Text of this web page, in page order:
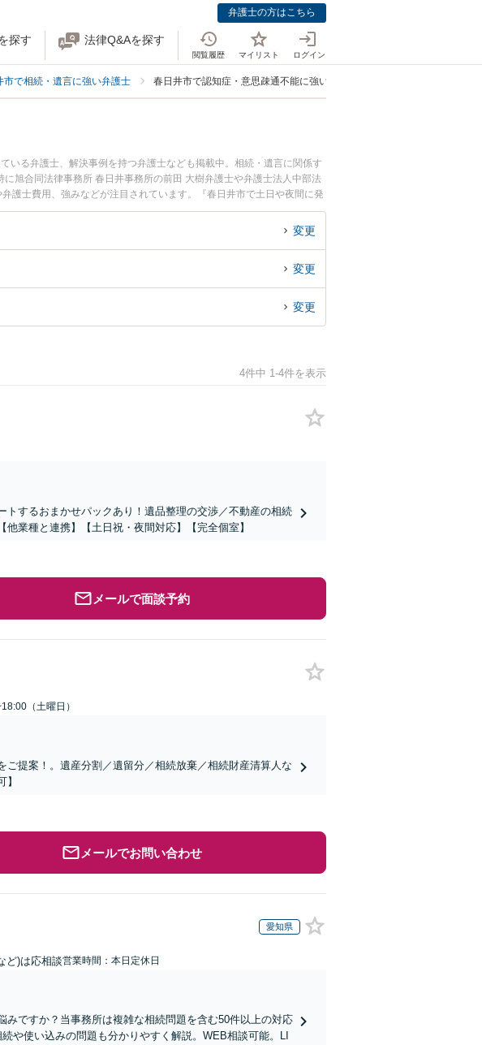
弁護士の方はこちら
探す 法律Q&Aを探す
閲覧履歴 マイリスト ログイン
市で相続・遺言に強い弁護士 春日井市で認知症・意思疎通不能に強い弁護士
いる弁護士、解決事例を持つ弁護士なども掲載中。相続・遺言に関係す
旭合同法律事務所 春日井事務所の前田 大樹弁護士や弁護士法人中部法
護士費用、強みなどが注目されています。『春日井市で土日や夜間に発
な近くの弁護士を検索したい』『初回相談無料で認知症の相続を法律相
変更
変更
変更
4件中 1-4件を表示
トするおまかせパックあり！遺品整理の交渉／不動産の相続
業種と連携】【土日祝・夜間対応】【完全個室】
メールで面談予約
（土曜日）
提案！。遺産分割／遺留分／相続放棄／相続財産清算人な
メールでお問い合わせ
愛知県
ど)は応相談営業時間：本日定休日
みですか？当事務所は複雑な相続問題を含む50件以上の対応
や使い込みの問題も分かりやすく解説。WEB相談可能。LI